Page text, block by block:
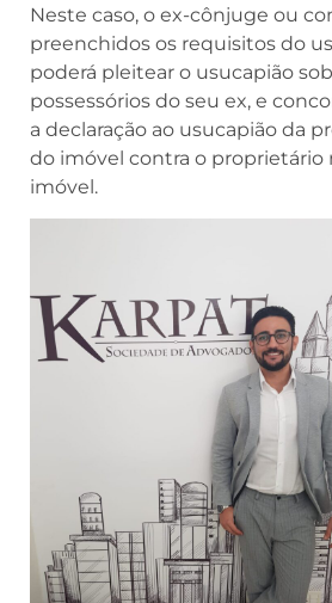
Neste caso, o ex-cônjuge ou
preenchidos os requisitos do
poderá pleitear o usucapião
possessórios do seu ex, e
a declaração ao usucapião da
do imóvel contra o proprietário
imóvel.